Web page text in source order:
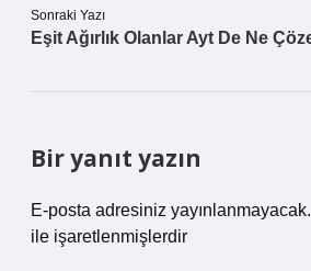
Sonraki Yazı
Eşit Ağırlık Olanlar Ayt De Ne
Bir yanıt yazın
E-posta adresiniz yayınlanmayacak.
ile işaretlenmişlerdir